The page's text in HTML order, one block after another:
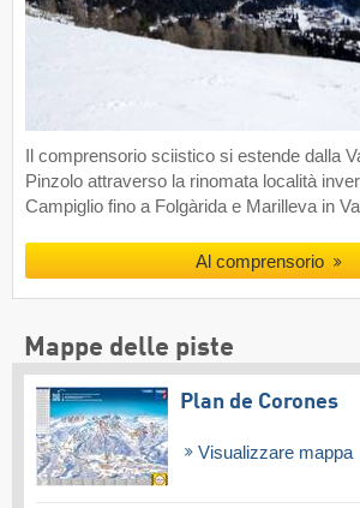
Il comprensorio sciistico si estende dalla
Pinzolo attraverso la rinomata località
Campiglio fino a Folgàrida e Marilleva in
Al comprensorio
Mappe delle piste
Plan de Corones
Visualizzare mappa